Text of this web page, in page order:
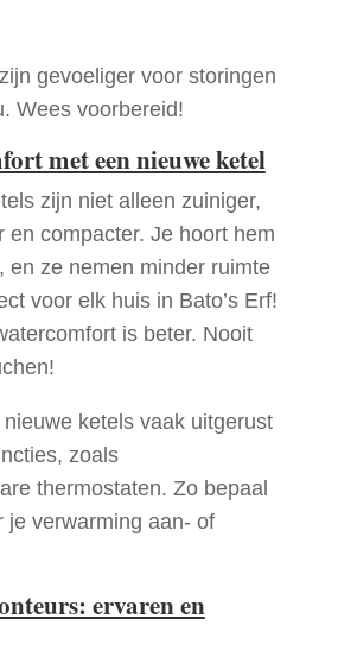
gevoeliger voor storingen
Wees voorbereid!
met een nieuwe ketel
zijn niet alleen zuiniger,
en compacter. Je hoort hem
en ze nemen minder ruimte
voor elk huis in Bato’s Erf!
is beter. Nooit
ketels vaak uitgerust
zoals
thermostaten. Zo bepaal
je verwarming aan- of
ervaren en